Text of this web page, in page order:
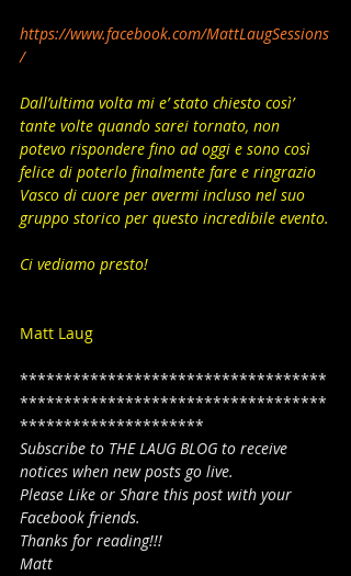
https://www.facebook.com/MattLaugSessions
/
Dall’ultima volta mi e’ stato chiesto così’
tante volte quando sarei tornato, non
potevo rispondere fino ad oggi e sono così
felice di poterlo finalmente fare e ringrazio
Vasco di cuore per avermi incluso nel suo
gruppo storico per questo incredibile evento.
Ci vediamo presto!
Matt Laug
***********************************
***********************************
*********************
Subscribe to THE LAUG BLOG to receive
notices when new posts go live.
Please Like or Share this post with your
Facebook friends.
Thanks for reading!!!
Matt